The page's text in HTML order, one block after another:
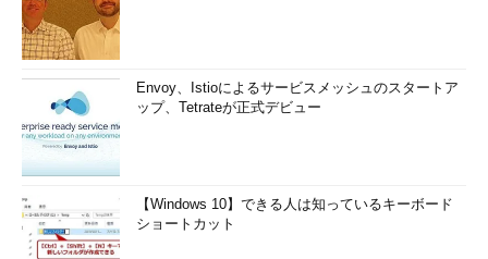
Envoy、Istioによるサービスメッシュのスタートア
ップ、Tetrateが正式デビュー
【Windows 10】できる人は知っているキーボード
ショートカット